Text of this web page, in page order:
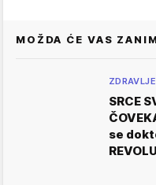
MOŽDA ĆE VAS
ZDRAVLJE
SRCE
se